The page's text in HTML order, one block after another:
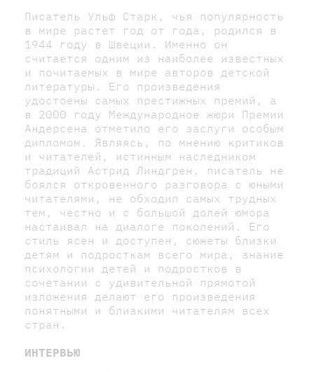
Писатель Ульф Старк, чья популярность
в мире растет год от года, родился в
1944 году в Швеции. Именно он
считается одним из наиболее известных
и почитаемых в мире авторов детской
литературы. Его произведения
удостоены самых престижных премий, а
в 2000 году Международное жюри Премии
Андерсена отметило его заслуги особым
дипломом. Являясь, по мнению критиков
и читателей, истинным наследником
традиций Астрид Линдгрен, писатель не
боялся откровенного разговора с юными
читателями, не обходил самых трудных
тем, честно и с большой долей юмора
настаивал на диалоге поколений. Его
стиль ясен и доступен, сюжеты близки
детям и подросткам всего мира, знание
психологии детей и подростков в
сочетании с удивительной прямотой
изложения делают его произведения
понятными и близкими читателям всех
стран.
ИНТЕРВЬЮ